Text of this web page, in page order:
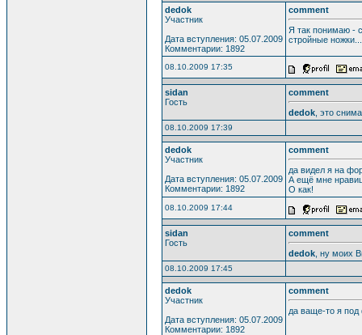
dedok
Участник
Дата вступления: 05.07.2009
Комментарии: 1892
comment
Я так понимаю -
стройные ножки...
08.10.2009 17:35
sidan
Гость
comment
dedok , это
08.10.2009 17:39
dedok
Участник
Дата вступления: 05.07.2009
Комментарии: 1892
comment
да видел я на
А ещё мне
О как!
08.10.2009 17:44
sidan
Гость
comment
dedok , ну моих
08.10.2009 17:45
dedok
Участник
Дата вступления: 05.07.2009
Комментарии: 1892
comment
да ваще-то я